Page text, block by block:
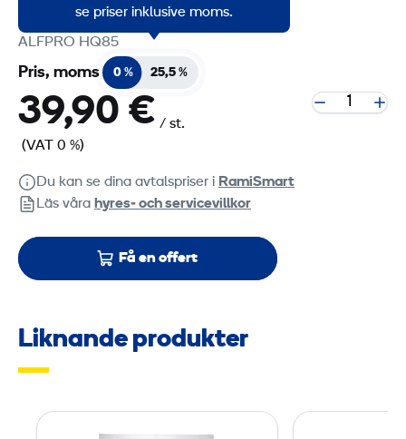
Produktgruppskod: 53101
ALFPRO HQ85
se priser inklusive moms.
Pris, moms 0 % 25,5 %
39,90 € / st.
(VAT 0 %)
Du kan se dina avtalspriser i RamiSmart
Läs våra hyres‑ och servicevillkor
Få en offert
Liknande produkter